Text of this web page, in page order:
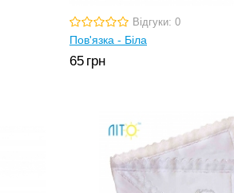
Відгуки: 0
Пов'язка - Біла
65 грн